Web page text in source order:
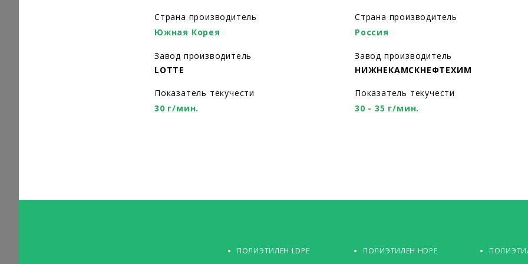
Страна производитель
Южная Корея
Завод производитель
LOTTE
Показатель текучести
30 г/мин.
Страна производитель
Россия
Завод производитель
НИЖНЕКАМСКНЕФТЕХИМ
Показатель текучести
30 - 35 г/мин.
ПОЛИЭТИЛЕН LDPE ПОЛИЭТИЛЕН HDPE